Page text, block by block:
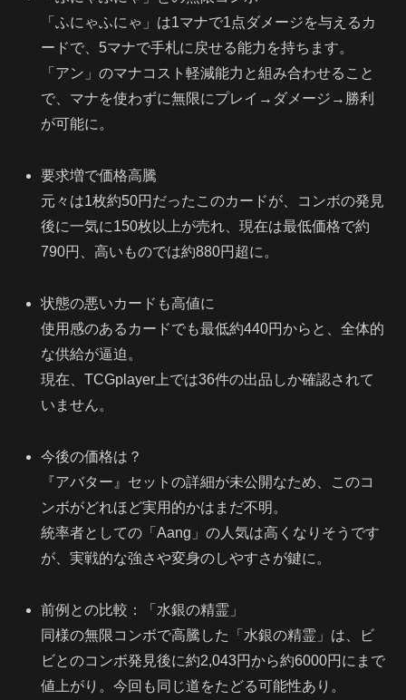
「ふにゃふにゃ」は1マナで1点ダメージを与えるカ
ードで、5マナで手札に戻せる能力を持ちます。
「アン」のマナコスト軽減能力と組み合わせること
で、マナを使わずに無限にプレイ→ダメージ→勝利
が可能に。
要求増で価格高騰
元々は1枚約50円だったこのカードが、コンボの発見
後に一気に150枚以上が売れ、現在は最低価格で約
790円、高いものでは約880円超に。
状態の悪いカードも高値に
使用感のあるカードでも最低約440円からと、全体的
な供給が逼迫。
現在、TCGplayer上では36件の出品しか確認されて
いません。
今後の価格は？
『アバター』セットの詳細が未公開なため、このコ
ンボがどれほど実用的かはまだ不明。
統率者としての「Aang」の人気は高くなりそうです
が、実戦的な強さや変身のしやすさが鍵に。
前例との比較：「水銀の精霊」
同様の無限コンボで高騰した「水銀の精霊」は、ビ
ビとのコンボ発見後に約2,043円から約6000円にまで
値上がり。今回も同じ道をたどる可能性あり。